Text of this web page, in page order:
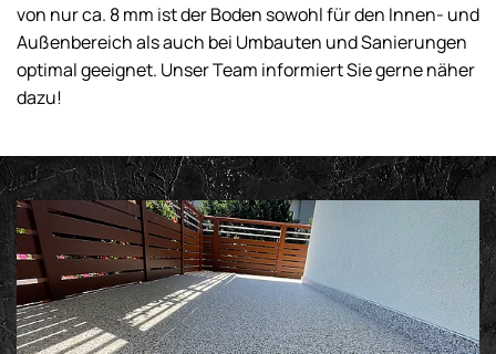
von nur ca. 8 mm ist der Boden sowohl für den Innen- und
Außenbereich als auch bei Umbauten und Sanierungen
optimal geeignet. Unser Team informiert Sie gerne näher
dazu!